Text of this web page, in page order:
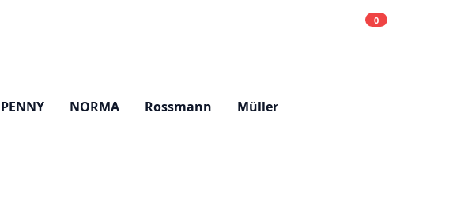
0
PENNY NORMA Rossmann Müller